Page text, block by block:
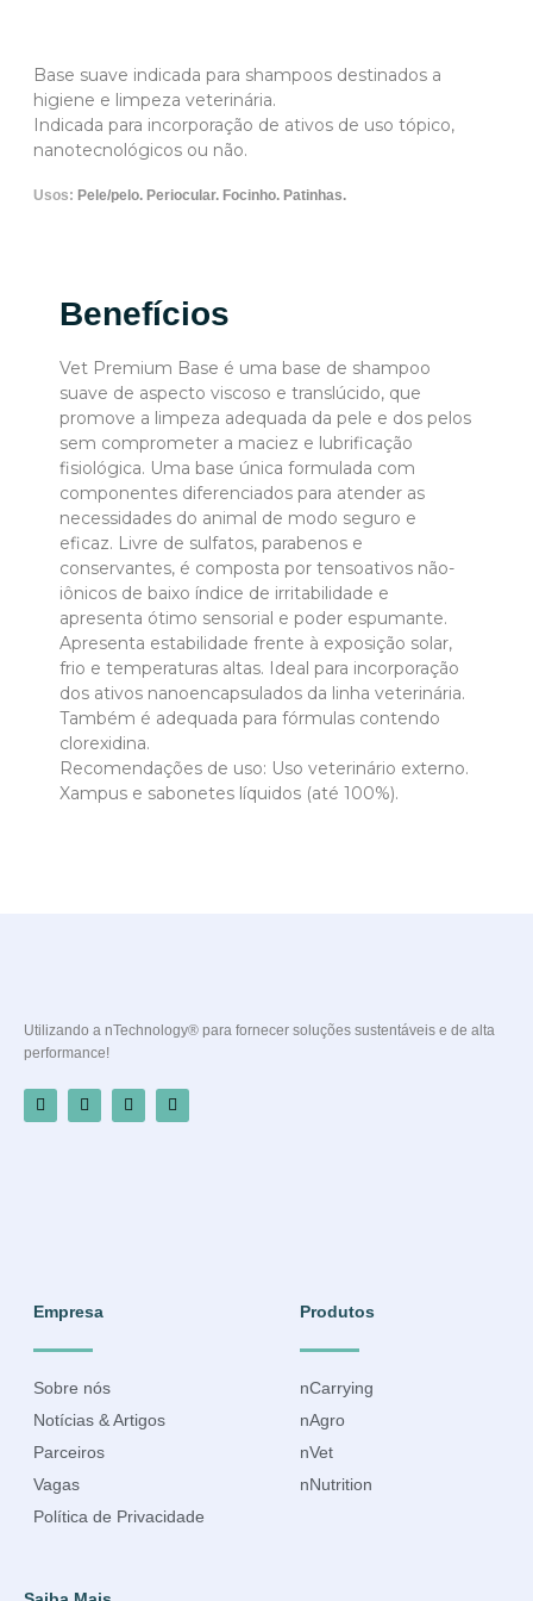
Base suave indicada para shampoos destinados a
higiene e limpeza veterinária.
Indicada para incorporação de ativos de uso tópico,
nanotecnológicos ou não.
Usos: Pele/pelo. Periocular. Focinho. Patinhas.
Benefícios
Vet Premium Base é uma base de shampoo
suave de aspecto viscoso e translúcido, que
promove a limpeza adequada da pele e dos pelos
sem comprometer a maciez e lubrificação
fisiológica. Uma base única formulada com
componentes diferenciados para atender as
necessidades do animal de modo seguro e
eficaz. Livre de sulfatos, parabenos e
conservantes, é composta por tensoativos não-
iônicos de baixo índice de irritabilidade e
apresenta ótimo sensorial e poder espumante.
Apresenta estabilidade frente à exposição solar,
frio e temperaturas altas. Ideal para incorporação
dos ativos nanoencapsulados da linha veterinária.
Também é adequada para fórmulas contendo
clorexidina.
Recomendações de uso: Uso veterinário externo.
Xampus e sabonetes líquidos (até 100%).
Utilizando a nTechnology® para fornecer soluções sustentáveis e de alta
performance!
Empresa
Sobre nós
Notícias & Artigos
Parceiros
Vagas
Política de Privacidade
Produtos
nCarrying
nAgro
nVet
nNutrition